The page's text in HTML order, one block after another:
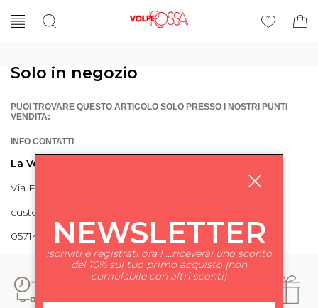
Solo in negozio
PUOI TROVARE QUESTO ARTICOLO SOLO PRESSO I NOSTRI PUNTI
VENDITA:
INFO CONTATTI
La Volpe Rossa
Via Piave 27 56024 Ponte a Egola
customercare@lavolperossa.it
0571498228NEWSLETTER
iscriviti e registrati ora ! ...riceverai uno sconto
del 10% sul tuo primo acquisto (non
cumulabile con altri sconti)